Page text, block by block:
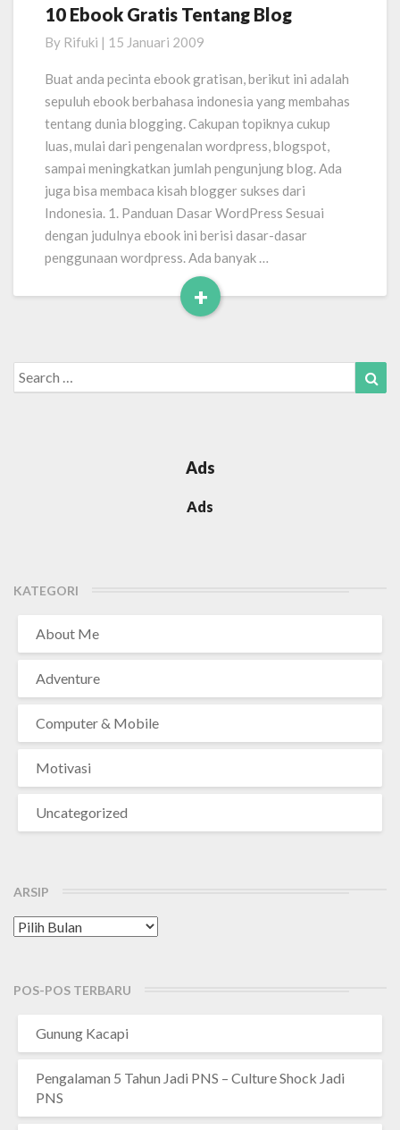
10
Gratis
Tentang
10 Ebook Gratis Tentang Blog
By Rifuki | 15 Januari 2009
Buat anda pecinta ebook gratisan, berikut ini adalah
sepuluh ebook berbahasa indonesia yang membahas
tentang dunia blogging. Cakupan topiknya cukup
luas, mulai dari pengenalan wordpress, blogspot,
sampai meningkatkan jumlah pengunjung blog. Ada
juga bisa membaca kisah blogger sukses dari
Indonesia. 1. Panduan Dasar WordPress Sesuai
dengan judulnya ebook ini berisi dasar-dasar
penggunaan wordpress. Ada banyak …
+
Read
Search
for:
Ads
Ads
KATEGORI
About Me
Adventure
Computer & Mobile
Motivasi
Uncategorized
ARSIP
Arsip
POS-POS TERBARU
Gunung Kacapi
Pengalaman 5 Tahun Jadi PNS – Culture Shock Jadi
PNS